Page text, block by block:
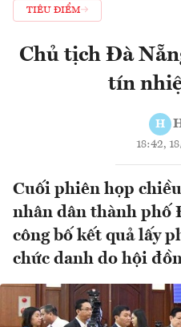
TIÊU ĐIỂM
Chủ tịch Đà
tín
H
18:42,
Cuối phiên họp
nhân dân thành phố
công bố kết quả lấy
chức danh do hội